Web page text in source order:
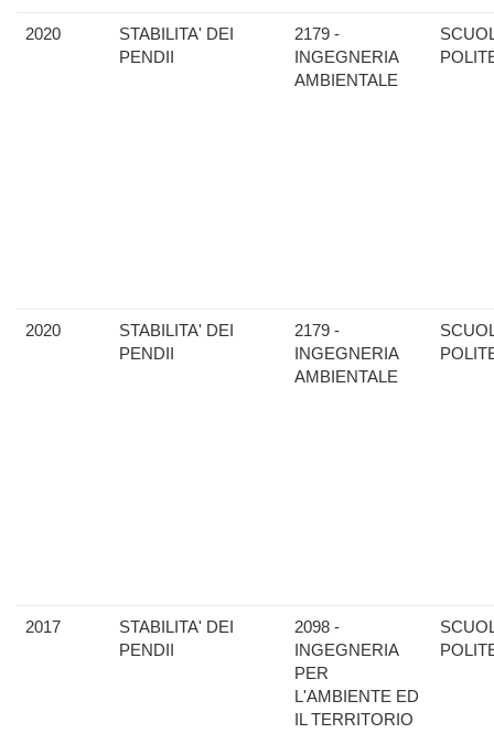
2020
STABILITA' DEI
PENDII
2179 -
INGEGNERIA
AMBIENTALE
2020
STABILITA' DEI
PENDII
2179 -
INGEGNERIA
AMBIENTALE
2017
STABILITA' DEI
PENDII
2098 -
INGEGNERIA
PER
L'AMBIENTE ED
IL TERRITORIO